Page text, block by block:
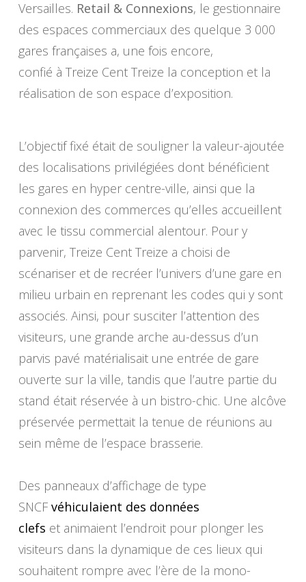
Versailles. Retail & Connexions, le gestionnaire
des espaces commerciaux des quelque 3 000
gares françaises a, une fois encore,
confié à Treize Cent Treize la conception et la
réalisation de son espace d’exposition.
L’objectif fixé était de souligner la valeur-ajoutée
des localisations privilégiées dont bénéficient
les gares en hyper centre-ville, ainsi que la
connexion des commerces qu’elles accueillent
avec le tissu commercial alentour. Pour y
parvenir, Treize Cent Treize a choisi de
scénariser et de recréer l’univers d’une gare en
milieu urbain en reprenant les codes qui y sont
associés. Ainsi, pour susciter l’attention des
visiteurs, une grande arche au-dessus d’un
parvis pavé matérialisait une entrée de gare
ouverte sur la ville, tandis que l’autre partie du
stand était réservée à un bistro-chic. Une alcôve
préservée permettait la tenue de réunions au
sein même de l’espace brasserie.
Des panneaux d’affichage de type
SNCF véhiculaient des données
clefs et animaient l’endroit pour plonger les
visiteurs dans la dynamique de ces lieux qui
souhaitent rompre avec l’ère de la mono-